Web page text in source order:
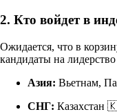
2. Кто войдет в
Ожидается, что в
кандидаты на
Азия: Вьетнам,
СНГ: Казахстан